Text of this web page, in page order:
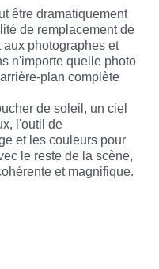
être dramatiquement
de remplacement de
photographes et
n'importe quelle photo
plan complète
de soleil, un ciel
l'outil de
et les couleurs pour
le reste de la scène,
et magnifique.